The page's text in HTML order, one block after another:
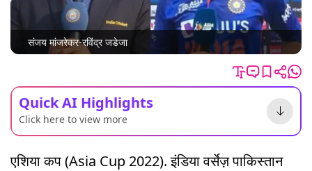
संजय मांजरेकर-रविंद्र जडेजा
Quick AI Highlights
Click here to view more
एशिया कप (Asia Cup 2022). इंडिया वर्सेज़ पाकिस्तान